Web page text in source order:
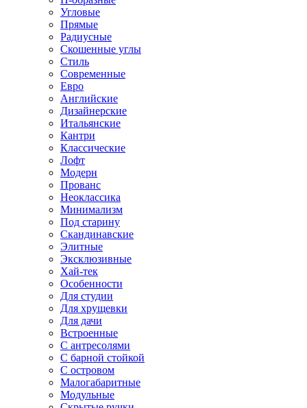
Угловые
Прямые
Радиусные
Скошенные углы
Стиль
Современные
Евро
Английские
Дизайнерские
Итальянские
Кантри
Классические
Лофт
Модерн
Прованс
Неоклассика
Минимализм
Под старину
Скандинавские
Элитные
Эксклюзивные
Хай-тек
Особенности
Для студии
Для хрущевки
Для дачи
Встроенные
С антресолями
С барной стойкой
С островом
Малогабаритные
Модульные